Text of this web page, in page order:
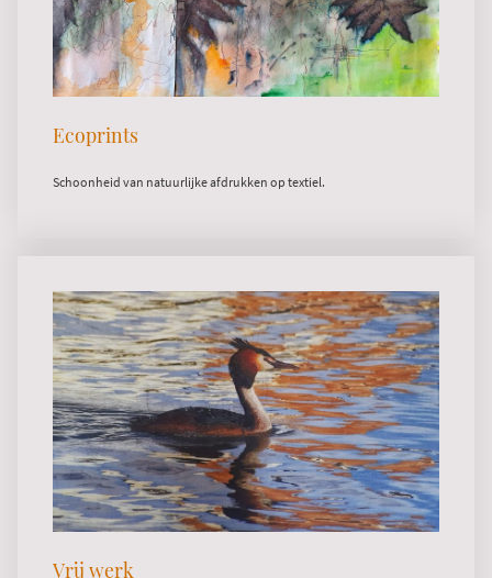
Ecoprints
Schoonheid van natuurlijke afdrukken op textiel.
Vrij werk